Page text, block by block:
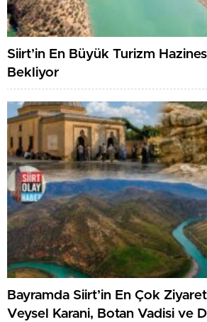
Siirt’in En Büyük Turizm Hazinesi
Bekliyor
Bayramda Siirt’in En Çok
Veysel Karani, Botan Vadisi ve